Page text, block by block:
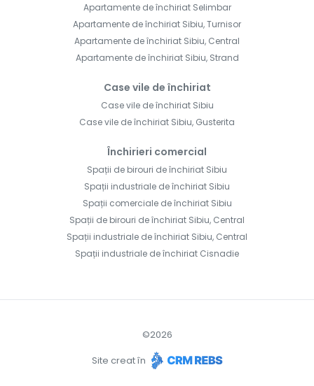
Apartamente de închiriat Selimbar
Apartamente de închiriat Sibiu, Turnisor
Apartamente de închiriat Sibiu, Central
Apartamente de închiriat Sibiu, Strand
Case vile de închiriat
Case vile de închiriat Sibiu
Case vile de închiriat Sibiu, Gusterita
Închirieri comercial
Spații de birouri de închiriat Sibiu
Spații industriale de închiriat Sibiu
Spații comerciale de închiriat Sibiu
Spații de birouri de închiriat Sibiu, Central
Spații industriale de închiriat Sibiu, Central
Spații industriale de închiriat Cisnadie
©2026
Site creat în